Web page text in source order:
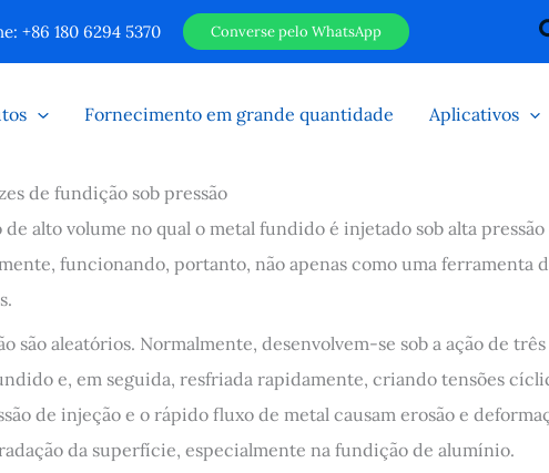
+86 180 6294 5370 Converse pelo WhatsApp
Fornecimento em grande quantidade Aplicativos
de fundição sob pressão
alto volume no qual o metal fundido é injetado sob alta
funcionando, portanto, não apenas como uma ferramenta
são aleatórios. Normalmente, desenvolvem-se sob a ação de
e, em seguida, resfriada rapidamente, criando tensões
de injeção e o rápido fluxo de metal causam erosão e
da superfície, especialmente na fundição de alumínio.